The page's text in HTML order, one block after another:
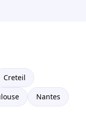
Creteil
Nantes